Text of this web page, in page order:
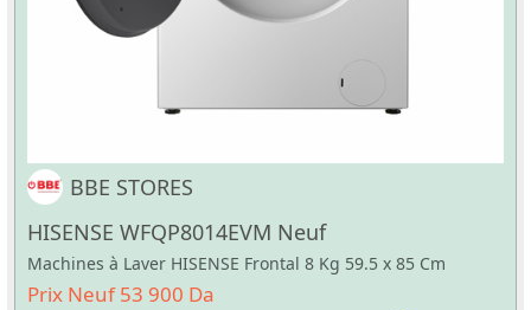
BBE STORES
HISENSE WFQP8014EVM Neuf
Machines à Laver HISENSE Frontal 8 Kg 59.5 x 85 Cm
Prix Neuf 53 900 Da